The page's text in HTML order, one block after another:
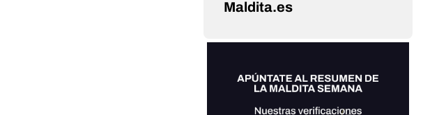
Maldita.es